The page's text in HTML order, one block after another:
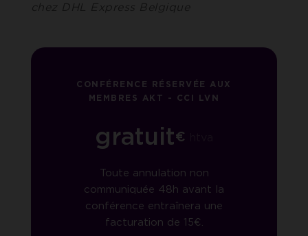
chez DHL Express Belgique
CONFÉRENCE RÉSERVÉE AUX
MEMBRES AKT - CCI LVN
gratuit€
Toute annulation non
communiquée 48h avant la
conférence entraînera une
facturation de 15€.